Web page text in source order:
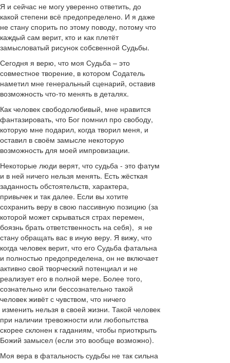
Я и сейчас не могу уверенно ответить, до
какой степени всё предопределено. И я даже
не стану спорить по этому поводу, потому что
каждый сам верит, кто и как плетёт
замысловатый рисунок собсвенной Судьбы.
Сегодня я верю, что моя Судьба – это
совместное творение, в котором Содатель
наметил мне генеральный сценарий, оставив
возможность что-то менять в деталях.
Как человек свободолюбивый, мне нравится
фантазировать, что Бог помнил про свободу,
которую мне подарил, когда творил меня, и
оставил в своём замысле некоторую
возможность для моей импровизации.
Некоторые люди верят, что судьба - это фатум
и в ней ничего нельзя менять. Есть жёсткая
заданность обстоятельств, характера,
привычек и так далее. Если вы хотите
сохранить веру в свою пассивную позицию (за
которой может скрываться страх перемен,
боязнь брать ответственность на себя), я не
стану обращать вас в иную веру. Я вижу, что
когда человек верит, что его Судьба фатальна
и полностью предопределена, он не включает
активно свой творческий потенциал и не
реализует его в полной мере. Более того,
сознательно или бессознательно такой
человек живёт с чувством, что ничего
изменить нельзя в своей жизни. Такой человек
при наличии тревожности или любопытства
скорее склонен к гаданиям, чтобы приоткрыть
Божий замысел (если это вообще возможно).
Моя вера в фатальность судьбы не так сильна